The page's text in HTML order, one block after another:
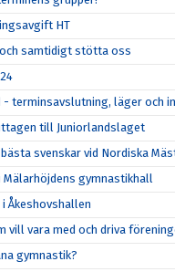
HT
samtidigt stötta oss
- terminsavslutning, läger och
till Juniorlandslaget
svenskar vid Nordiska
Mälarhöjdens gymnastikhall
Åkeshovshallen
vill vara med och driva
gymnastik?